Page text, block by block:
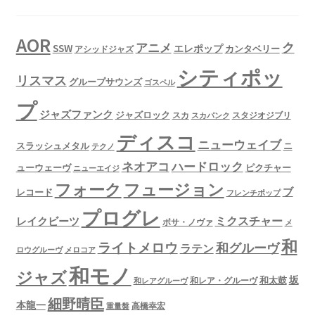
AORSSW アシッドジャズ アニメ エレポップ カンタベリー ク
リスマス グループサウンズ ゴスペル シティポッ
プ ジャズファンク ジャズロック スカ スカパンク スタジオジブリ
スラッシュメタル テクノ ディスコ ニューウェイブ ニ
ューウェーヴ ニューエイジ ネオアコ ハードロック ピクチャー
レコード フォーク フュージョン フレンチポップ ブ
レイクビーツ プログレ ボサ・ノヴァ ミクスチャー メ
ロウグルーヴ メロコア ライトメロウ ラテン 和グルーヴ和
ジャズ和モノ 和レアグルーヴ 和レア・グルーヴ 和太鼓坂
本龍一細野晴臣 重量盤 高橋幸宏